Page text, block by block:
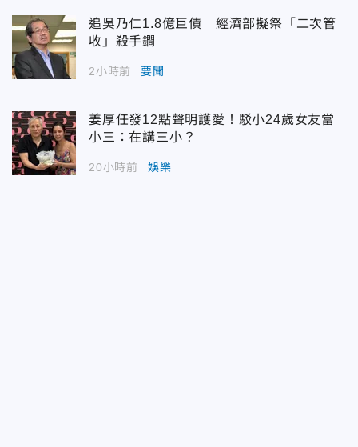
追吳乃仁1.8億巨債 經濟部擬祭「二次管
收」殺手鐧
2小時前 要聞
姜厚任發12點聲明護愛！駁小24歲女友當
小三：在講三小？
20小時前 娛樂